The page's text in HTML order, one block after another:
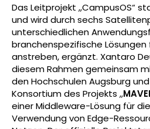
Das Leitprojekt „CampusOS“
und wird durch sechs
unterschiedlichen
branchenspezifische
anstreben, ergänzt. Xantaro
diesem Rahmen gemeinsam
den Hochschulen Augsburg
Konsortium des Projekts „
einer Middleware-Lösung für
Verwendung von Edge-